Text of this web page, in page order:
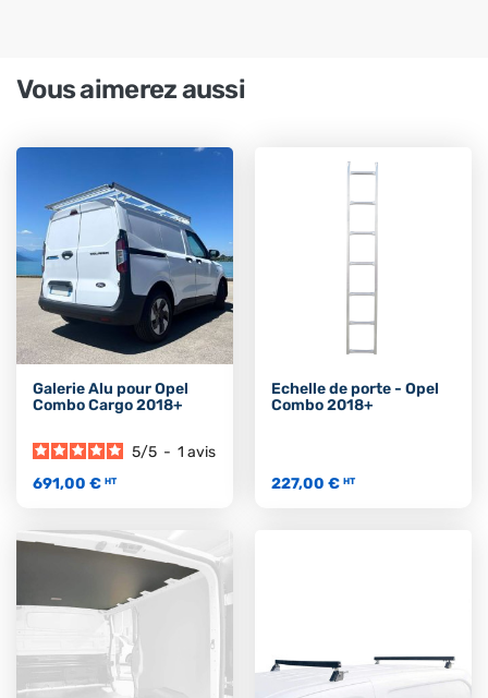
Vous aimerez aussi
Galerie Alu pour Opel
Combo Cargo 2018+
5/5 - 1 avis
691,00 € HT
Echelle de porte - Opel
Combo 2018+
227,00 € HT